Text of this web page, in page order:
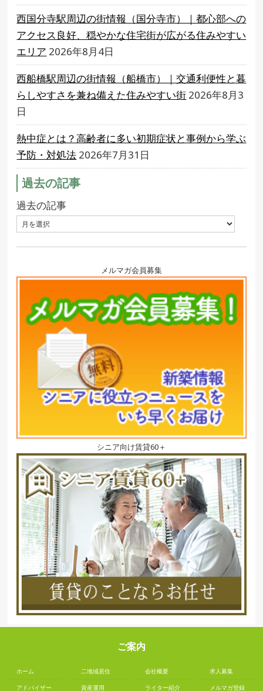
西国分寺駅周辺の街情報（国分寺市）｜都心部への
アクセス良好、穏やかな住宅街が広がる住みやすい
エリア 2026年8月4日
西船橋駅周辺の街情報（船橋市）｜交通利便性と暮
らしやすさを兼ね備えた住みやすい街 2026年8月3
日
熱中症とは？高齢者に多い初期症状と事例から学ぶ
予防・対処法 2026年7月31日
過去の記事
過去の記事
メルマガ会員募集
シニア向け賃貸60＋
ご案内
ホーム
アドバイザー
二地域居住
資産運用
会社概要
ライター紹介
求人募集
メルマガ登録